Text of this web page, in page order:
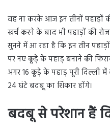
वह ना करके आज इन तीनों पहाड़ों
खर्च करने के बाद भी पहाड़ों की
सुनने में आ रहा है कि इन तीन
पर नए कूड़े के पहाड़ बनाने की
अगर 16 कूड़े के पहाड़ पूरी दिल्ली
24 घंटे बदबू का शिकार होंगे।
बदबू से परेशान हैं